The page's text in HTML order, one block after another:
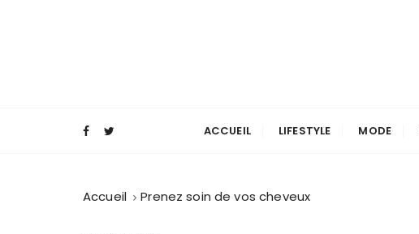
Blog Masculin
ACCUEIL LIFESTYLE MODE
Accueil Prenez soin de vos cheveux